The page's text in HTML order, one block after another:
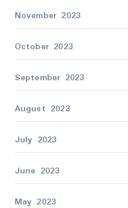
November 2023
October 2023
September 2023
August 2023
July 2023
June 2023
May 2023